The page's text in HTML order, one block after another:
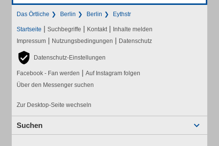
Das Örtliche Berlin Berlin Eythstr
Startseite | Suchbegriffe | Kontakt | Inhalte melden
Impressum | Nutzungsbedingungen | Datenschutz
Datenschutz-Einstellungen
Facebook - Fan werden | Auf Instagram folgen
Über den Messenger suchen
Zur Desktop-Seite wechseln
Suchen